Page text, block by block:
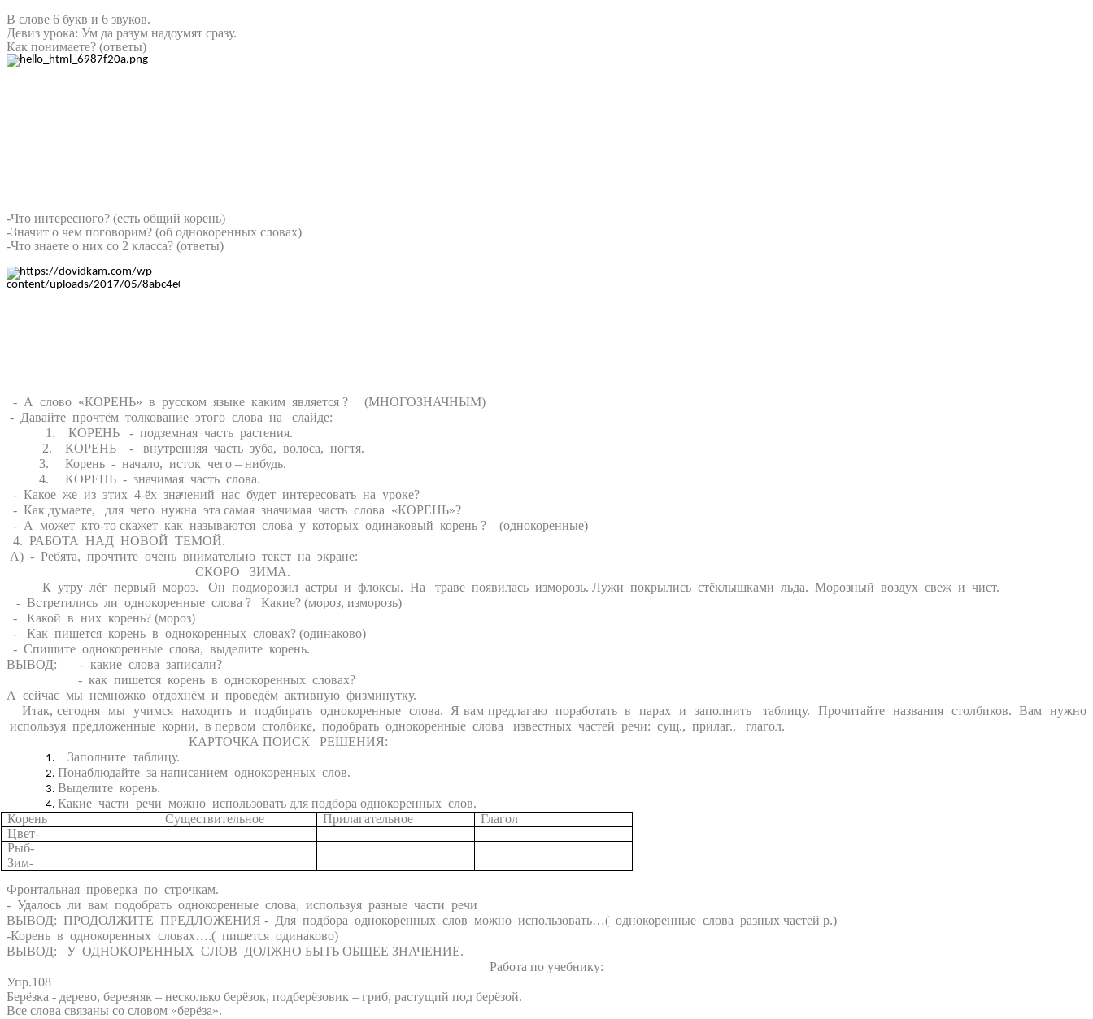
В слове 6 букв и 6 звуков.
Девиз урока: Ум да разум надоумят сразу.
Как понимаете? (ответы)
-Что интересного? (есть общий корень)
-Значит о чем поговорим? (об однокоренных словах)
-Что знаете о них со 2 класса? (ответы)
- А слово «КОРЕНЬ» в русском языке каким является ? (МНОГОЗНАЧНЫМ)
- Давайте прочтём толкование этого слова на слайде:
1. КОРЕНЬ - подземная часть растения.
2. КОРЕНЬ - внутренняя часть зуба, волоса, ногтя.
3. Корень - начало, исток чего – нибудь.
4. КОРЕНЬ - значимая часть слова.
- Какое же из этих 4-ёх значений нас будет интересовать на уроке?
- Как думаете, для чего нужна эта самая значимая часть слова «КОРЕНЬ»?
- А может кто-то скажет как называются слова у которых одинаковый корень ? (однокоренные)
4. РАБОТА НАД НОВОЙ ТЕМОЙ.
А) - Ребята, прочтите очень внимательно текст на экране:
СКОРО ЗИМА.
К утру лёг первый мороз. Он подморозил астры и флоксы. На траве появилась изморозь. Лужи покрылись стёклышками льда. Морозный воздух свеж и чист.
- Встретились ли однокоренные слова ? Какие? (мороз, изморозь)
- Какой в них корень? (мороз)
- Как пишется корень в однокоренных словах? (одинаково)
- Спишите однокоренные слова, выделите корень.
ВЫВОД: - какие слова записали?
- как пишется корень в однокоренных словах?
А сейчас мы немножко отдохнём и проведём активную физминутку.
Итак, сегодня мы учимся находить и подбирать однокоренные слова. Я вам предлагаю поработать в парах и заполнить таблицу. Прочитайте названия столбиков. Вам нужно
используя предложенные корни, в первом столбике, подобрать однокоренные слова известных частей речи: сущ., прилаг., глагол.
КАРТОЧКА ПОИСК РЕШЕНИЯ:
Заполните таблицу.
Понаблюдайте за написанием однокоренных слов.
Выделите корень.
Какие части речи можно использовать для подбора однокоренных слов.
Корень
Существительное Прилагательное
Глагол
Цвет-
Рыб-
Зим-
Фронтальная проверка по строчкам.
- Удалось ли вам подобрать однокоренные слова, используя разные части речи
ВЫВОД: ПРОДОЛЖИТЕ ПРЕДЛОЖЕНИЯ - Для подбора однокоренных слов можно использовать…( однокоренные слова разных частей р.)
-Корень в однокоренных словах….( пишется одинаково)
ВЫВОД: У ОДНОКОРЕННЫХ СЛОВ ДОЛЖНО БЫТЬ ОБЩЕЕ ЗНАЧЕНИЕ.
Работа по учебнику:
Упр.108
Берёзка - дерево, березняк – несколько берёзок, подберёзовик – гриб, растущий под берёзой.
Все слова связаны со словом «берёза».